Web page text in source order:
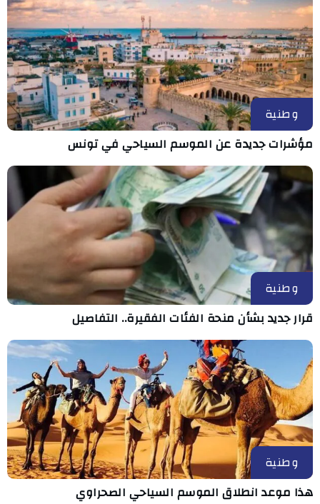
وطنية
مؤشرات جديدة عن الموسم السياحي في تونس
وطنية
قرار جديد بشأن منحة الفئات الفقيرة.. التفاصيل
وطنية
هذا موعد انطلاق الموسم السياحي الصحراوي